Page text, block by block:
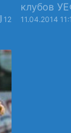
12
клубов
11.04.2014